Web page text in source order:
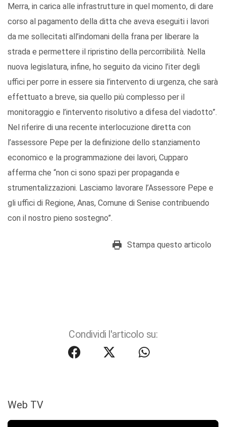
Merra, in carica alle infrastrutture in quel momento, di dare
corso al pagamento della ditta che aveva eseguiti i lavori
da me sollecitati all’indomani della frana per liberare la
strada e permettere il ripristino della percorribilità. Nella
nuova legislatura, infine, ho seguito da vicino l’iter degli
uffici per porre in essere sia l’intervento di urgenza, che sarà
effettuato a breve, sia quello più complesso per il
monitoraggio e l’intervento risolutivo a difesa del viadotto”.
Nel riferire di una recente interlocuzione diretta con
l’assessore Pepe per la definizione dello stanziamento
economico e la programmazione dei lavori, Cupparo
afferma che “non ci sono spazi per propaganda e
strumentalizzazioni. Lasciamo lavorare l’Assessore Pepe e
gli uffici di Regione, Anas, Comune di Senise contribuendo
con il nostro pieno sostegno”.
Stampa questo articolo
Condividi l'articolo su:
Web TV